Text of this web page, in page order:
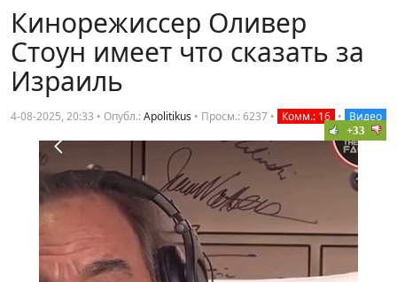
Кинорежиссер Оливер
Стоун имеет что сказать за
Израиль
4-08-2025, 20:33 • Опубл.:Apolitikus • Просм.: 6237 • Комм.: 16 • Видео
+33